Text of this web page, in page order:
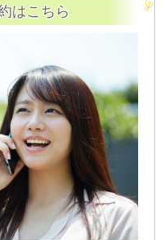
はこちら